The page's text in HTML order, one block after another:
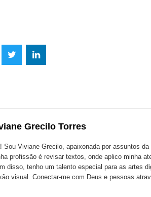
Grecilo Torres
Sou Viviane Grecilo, apaixonada por assuntos
profissão é revisar textos, onde aplico minha
disso, tenho um talento especial para as artes
visual. Conectar-me com Deus e pessoas